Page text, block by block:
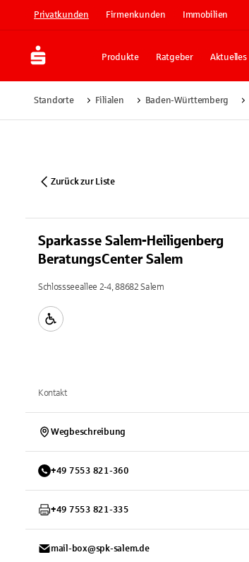
Privatkunden Firmenkunden Immobilien
Produkte Ratgeber Aktuelles
Standorte Filialen Baden-Württemberg
Zurück zur Liste
Sparkasse Salem-Heiligenberg
BeratungsCenter Salem
Schlossseeallee 2-4, 88682 Salem
Kontakt
Wegbeschreibung
+49 7553 821-360
+49 7553 821-335
mail-box@spk-salem.de